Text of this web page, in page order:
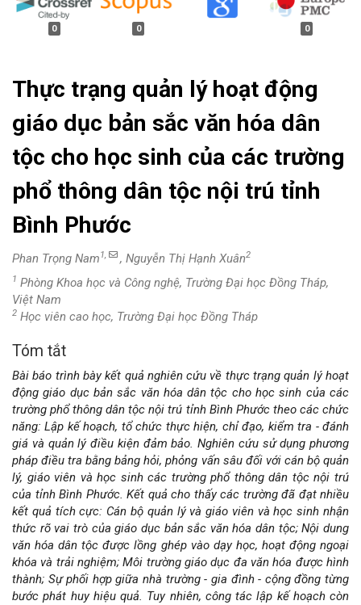
0 0 0
Thực trạng quản lý hoạt động
giáo dục bản sắc văn hóa dân
tộc cho học sinh của các trường
phổ thông dân tộc nội trú tỉnh
Bình Phước
Phan Trọng Nam1, , Nguyễn Thị Hạnh Xuân2
1 Phòng Khoa học và Công nghệ, Trường Đại học Đồng Tháp,
Việt Nam
2 Học viên cao học, Trường Đại học Đồng Tháp
Nội
dung
chính
của
bài
viết
Tóm tắt
Bài báo trình bày kết quả nghiên cứu về thực trạng quản lý hoạt
động giáo dục bản sắc văn hóa dân tộc cho học sinh của các
trường phổ thông dân tộc nội trú tỉnh Bình Phước theo các chức
năng: Lập kế hoạch, tổ chức thực hiện, chỉ đạo, kiểm tra - đánh
giá và quản lý điều kiện đảm bảo. Nghiên cứu sử dụng phương
pháp điều tra bằng bảng hỏi, phỏng vấn sâu đối với cán bộ quản
lý, giáo viên và học sinh các trường phổ thông dân tộc nội trú
của tỉnh Bình Phước. Kết quả cho thấy các trường đã đạt nhiều
kết quả tích cực: Cán bộ quản lý và giáo viên và học sinh nhận
thức rõ vai trò của giáo dục bản sắc văn hóa dân tộc; Nội dung
văn hóa dân tộc được lồng ghép vào dạy học, hoạt động ngoại
khóa và trải nghiệm; Môi trường giáo dục đa văn hóa được hình
thành; Sự phối hợp giữa nhà trường - gia đình - cộng đồng từng
bước phát huy hiệu quả. Tuy nhiên, công tác lập kế hoạch còn